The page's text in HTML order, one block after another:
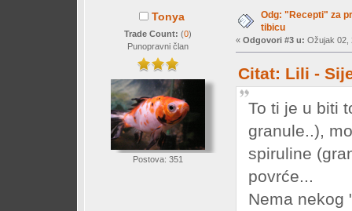
Tonya
Trade Count: (0)
Punopravni član
Postova: 351
Odg: "Recepti" za
tibicu
« Odgovori #3 u: Ožujak 02,
Citat: Lili -
To ti je u biti
granule..),
spiruline
povrće...
Nema nekog